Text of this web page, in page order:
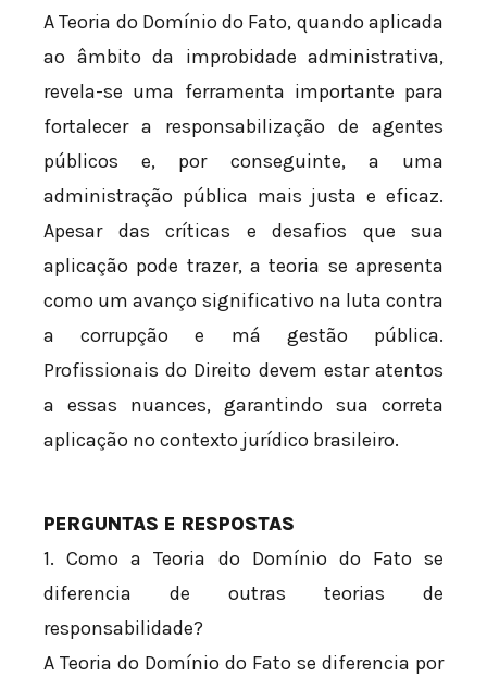
A Teoria do Domínio do Fato, quando aplicada
ao âmbito da improbidade administrativa,
revela-se uma ferramenta importante para
fortalecer a responsabilização de agentes
públicos e, por conseguinte, a uma
administração pública mais justa e eficaz.
Apesar das críticas e desafios que sua
aplicação pode trazer, a teoria se apresenta
como um avanço significativo na luta contra
a corrupção e má gestão pública.
Profissionais do Direito devem estar atentos
a essas nuances, garantindo sua correta
aplicação no contexto jurídico brasileiro.
PERGUNTAS E RESPOSTAS
1. Como a Teoria do Domínio do Fato se
diferencia de outras teorias de
responsabilidade?
A Teoria do Domínio do Fato se diferencia por